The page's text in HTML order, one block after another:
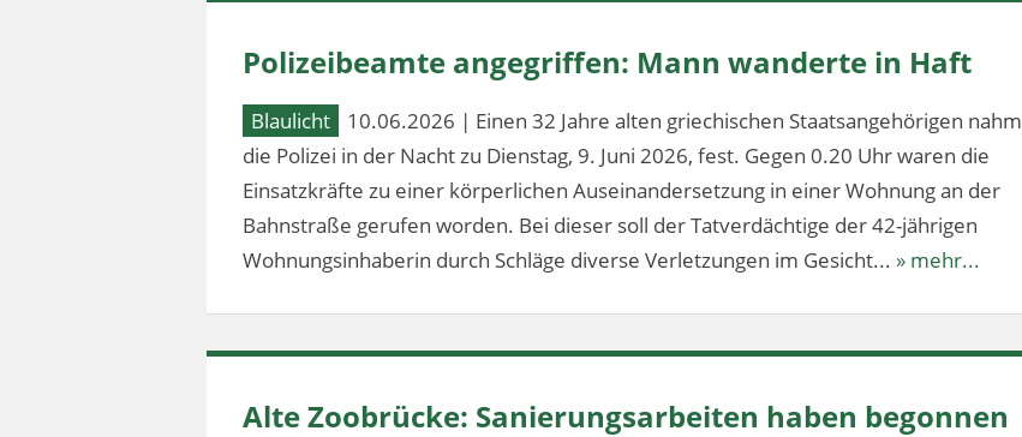
Polizeibeamte angegriffen: Mann wanderte in Haft
Blaulicht
10.06.2026 | Einen 32 Jahre alten griechischen Staatsangehörigen nahm
die Polizei in der Nacht zu Dienstag, 9. Juni 2026, fest. Gegen 0.20 Uhr waren die
Einsatzkräfte zu einer körperlichen Auseinandersetzung in einer Wohnung an der
Bahnstraße gerufen worden. Bei dieser soll der Tatverdächtige der 42-jährigen
Wohnungsinhaberin durch Schläge diverse Verletzungen im Gesicht... » mehr...
Alte Zoobrücke: Sanierungsarbeiten haben begonnen